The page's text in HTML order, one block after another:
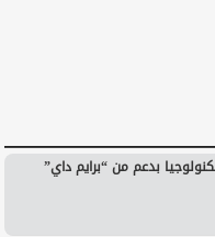
بدعم من “برايم داي”